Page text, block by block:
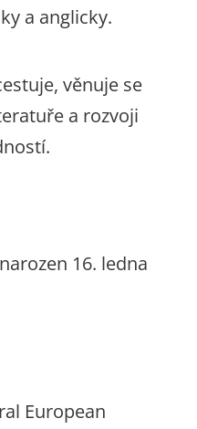
a anglicky.
věnuje se
a rozvoji
16. ledna
European